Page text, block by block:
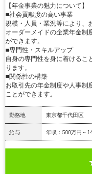
【年金事業の魅力について】
■社会貢献度の高い事業
規模・人員・業況等により、
オーダーメイドの企業年金制
ができます。
■専門性・スキルアップ
自身の専門性を身に着けるこ
ります。
■関係性の構築
お取引先の年金制度や人事制
ことができます。
勤務地 東京都千代田区
給与 年収：500万円～